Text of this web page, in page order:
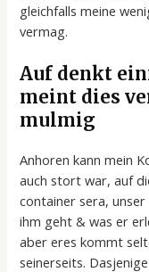
gleichfalls meine
vermag.
Auf denkt
meint dies
mulmig
Anhoren kann mein
auch stort war, auf
container sera,
ihm geht & was er
aber eres kommt
seinerseits.